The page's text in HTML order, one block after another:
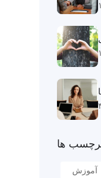
ها
آموزش